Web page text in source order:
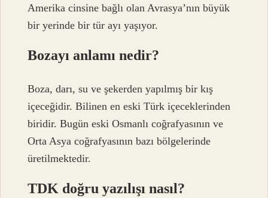
Amerika cinsine bağlı olan Avrasya’nın büyük
bir yerinde bir tür ayı yaşıyor.
Bozayı anlamı nedir?
Boza, darı, su ve şekerden yapılmış bir kış
içeceğidir. Bilinen en eski Türk içeceklerinden
biridir. Bugün eski Osmanlı coğrafyasının ve
Orta Asya coğrafyasının bazı bölgelerinde
üretilmektedir.
TDK doğru yazılışı nasıl?